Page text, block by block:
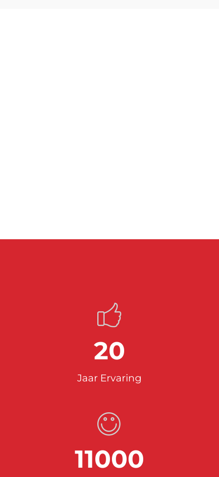
20
Jaar Ervaring
11000